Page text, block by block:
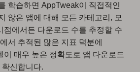
학습하면 AppTweak이 직접적인
않은 앱에 대해 모든 카테고리, 모
점에서든 다운로드 수를 추정할 수
서 추적된 많은 지표 덕분에
이 매우 높은 정확도로 앱 다운로드
신합니다.